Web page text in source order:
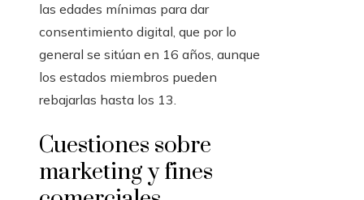
las edades mínimas para dar
consentimiento digital, que por lo
general se sitúan en 16 años, aunque
los estados miembros pueden
rebajarlas hasta los 13.
Cuestiones sobre
marketing y fines